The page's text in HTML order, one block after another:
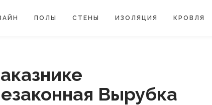
ПОЛЫ СТЕНЫ ИЗОЛЯЦИЯ КРОВЛЯ
Вырубка